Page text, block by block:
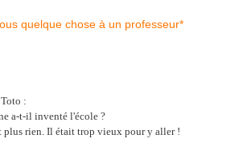
:
a-t-il inventé l'école ?
rien. Il était trop vieux pour y aller !